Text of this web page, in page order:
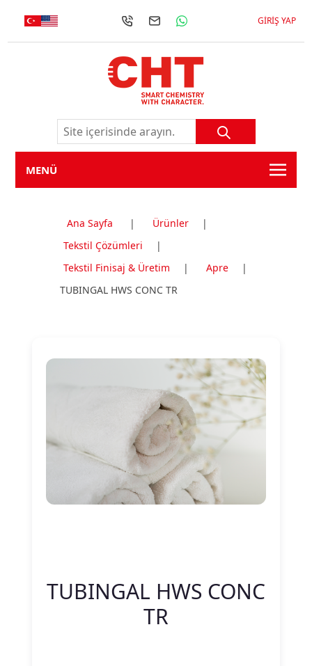
GIRIŞ YAP
MENÜ
Ana Sayfa | Ürünler
|
Tekstil Çözümleri
|
Tekstil Finisaj & Üretim
| Apre
|
TUBINGAL HWS CONC TR
TUBINGAL HWS CONC
TR